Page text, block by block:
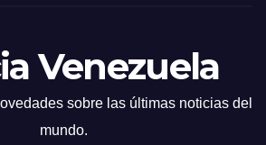
Venezuela
sobre las últimas noticias del
mundo.